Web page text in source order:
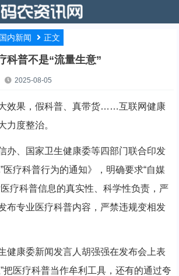
国内新闻 正文
科普不是“流量生意”
2025-08-05
果，假科普、真带货……互联网健康
力度整治。
、国家卫生健康委等四部门联合印发
”医疗科普行为的通知》，明确要求“自媒
疗科普信息的真实性、科学性负责，严
布专业医疗科普内容，严禁违规变相发
康委新闻发言人胡强强在发布会上表
把医疗科普当作牟利工具，还有的通过夸